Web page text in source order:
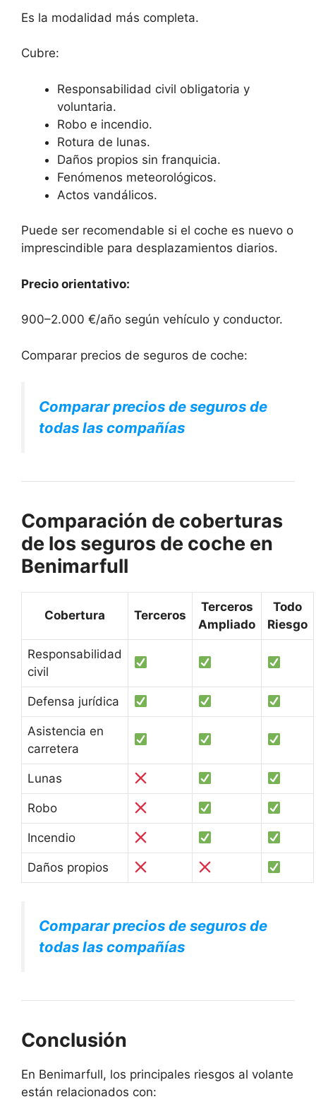
Es la modalidad más completa.
Cubre:
Responsabilidad civil obligatoria y
voluntaria.
Robo e incendio.
Rotura de lunas.
Daños propios sin franquicia.
Fenómenos meteorológicos.
Actos vandálicos.
Puede ser recomendable si el coche es nuevo o
imprescindible para desplazamientos diarios.
Precio orientativo:
900–2.000 €/año según vehículo y conductor.
Comparar precios de seguros de coche:
Comparar precios de seguros de
todas las compañías
Comparación de coberturas
de los seguros de coche en
Benimarfull
Cobertura Terceros
Terceros
Ampliado
Todo
Riesgo
Responsabilidad
civil
Defensa jurídica
Asistencia en
carretera
Lunas
Robo
Incendio
Daños propios
Comparar precios de seguros de
todas las compañías
Conclusión
En Benimarfull, los principales riesgos al volante
están relacionados con: